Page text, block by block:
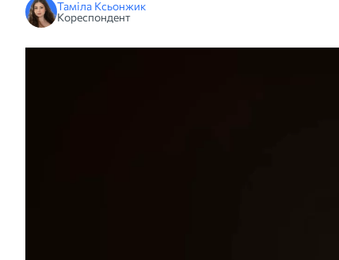
Таміла Ксьонжик
Кореспондент